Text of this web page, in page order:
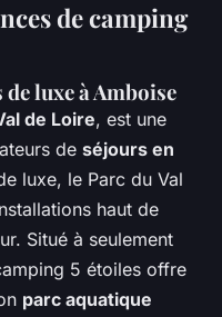
de camping
luxe à Amboise
de Loire, est une
de séjours en
luxe, le Parc du Val
haut de
Situé à seulement
5 étoiles offre
parc aquatique